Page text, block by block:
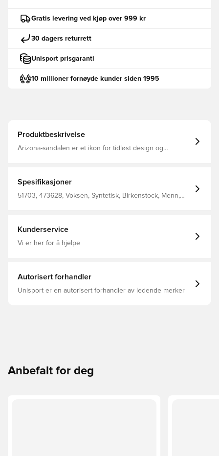
Gratis levering ved kjøp over 999 kr
30 dagers returrett
Unisport prisgaranti
10 millioner fornøyde kunder siden 1995
Produktbeskrivelse
Arizona-sandalen er et ikon for tidløst design og
og lett børstet for stil. Designet med en original konturert
fotseng for optimal støtte. Konturert kork-latex fotseng
skaper tilpasset støtte over tid Birkibuc-syntetisk overdel
Spesifikasjoner
51703, 473628, Voksen, Syntetisk, Birkenstock, Menn,
Kunderservice
Vi er her for å hjelpe
Autorisert forhandler
Unisport er en autorisert forhandler av ledende merker
Anbefalt for deg